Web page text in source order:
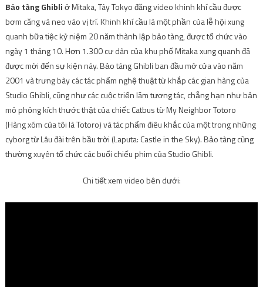
Bảo tàng Ghibliở Mitaka, Tây Tokyo đăng video khinh khí cầu được
bơm căng và neo vào vị trí. Khinh khí cầu là một phần của lễ hội xung
quanh bữa tiệc kỷ niệm 20 năm thành lập bảo tàng, được tổ chức vào
ngày 1 tháng 10. Hơn 1.300 cư dân của khu phố Mitaka xung quanh đã
được mời đến sự kiện này. Bảo tàng Ghibli ban đầu mở cửa vào năm
2001 và trưng bày các tác phẩm nghệ thuật từ khắp các gian hàng của
Studio Ghibli, cũng như các cuộc triển lãm tương tác, chẳng hạn như bản
mô phỏng kích thước thật của chiếc Catbus từ My Neighbor Totoro
(Hàng xóm của tôi là Totoro) và tác phẩm điêu khắc của một trong những
cyborg từ Lâu đài trên bầu trời (Laputa: Castle in the Sky). Bảo tàng cũng
thường xuyên tổ chức các buổi chiếu phim của Studio Ghibli.
Chi tiết xem video bên dưới: